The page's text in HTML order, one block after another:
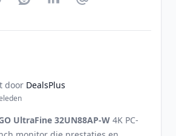
RedditLinkedInPartager par Email
door DealsPlus
UltraFine 32UN88AP-W 4K PC-